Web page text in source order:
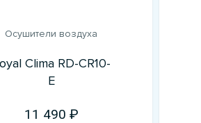
Осушители воздуха
Clima RD-CR10-
E
11 490